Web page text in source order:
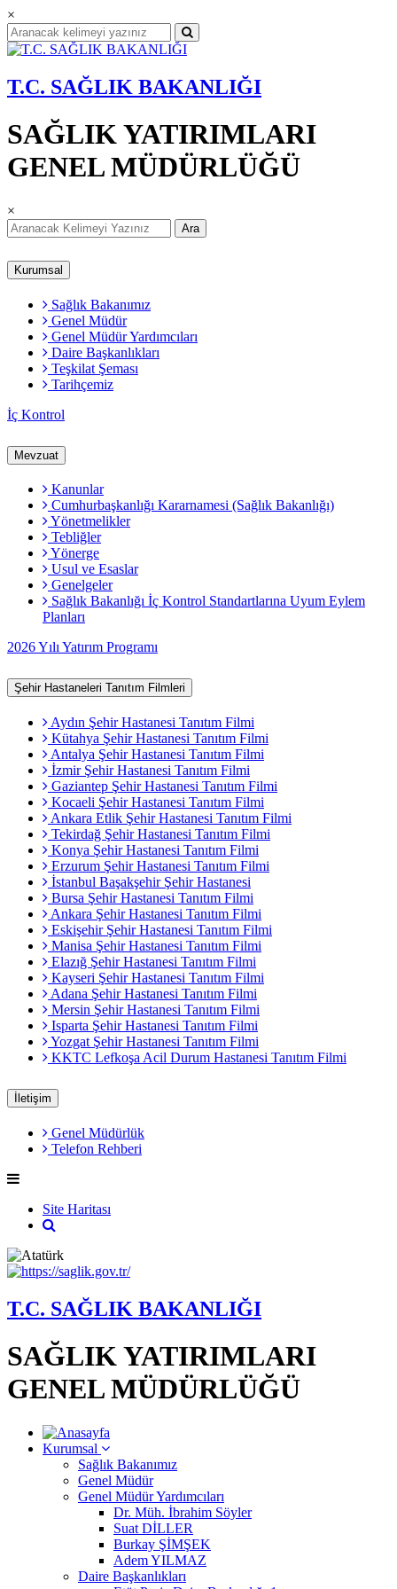
×
T.C. SAĞLIK BAKANLIĞI
SAĞLIK YATIRIMLARI
GENEL MÜDÜRLÜĞÜ
×
Ara
Kurumsal
Sağlık Bakanımız
Genel Müdür
Genel Müdür Yardımcıları
Daire Başkanlıkları
Teşkilat Şeması
Tarihçemiz
İç Kontrol
Mevzuat
Kanunlar
Cumhurbaşkanlığı Kararnamesi (Sağlık Bakanlığı)
Yönetmelikler
Tebliğler
Yönerge
Usul ve Esaslar
Genelgeler
Sağlık Bakanlığı İç Kontrol Standartlarına Uyum Eylem
Planları
2026 Yılı Yatırım Programı
Şehir Hastaneleri Tanıtım Filmleri
Aydın Şehir Hastanesi Tanıtım Filmi
Kütahya Şehir Hastanesi Tanıtım Filmi
Antalya Şehir Hastanesi Tanıtım Filmi
İzmir Şehir Hastanesi Tanıtım Filmi
Gaziantep Şehir Hastanesi Tanıtım Filmi
Kocaeli Şehir Hastanesi Tanıtım Filmi
Ankara Etlik Şehir Hastanesi Tanıtım Filmi
Tekirdağ Şehir Hastanesi Tanıtım Filmi
Konya Şehir Hastanesi Tanıtım Filmi
Erzurum Şehir Hastanesi Tanıtım Filmi
İstanbul Başakşehir Şehir Hastanesi
Bursa Şehir Hastanesi Tanıtım Filmi
Ankara Şehir Hastanesi Tanıtım Filmi
Eskişehir Şehir Hastanesi Tanıtım Filmi
Manisa Şehir Hastanesi Tanıtım Filmi
Elazığ Şehir Hastanesi Tanıtım Filmi
Kayseri Şehir Hastanesi Tanıtım Filmi
Adana Şehir Hastanesi Tanıtım Filmi
Mersin Şehir Hastanesi Tanıtım Filmi
Isparta Şehir Hastanesi Tanıtım Filmi
Yozgat Şehir Hastanesi Tanıtım Filmi
KKTC Lefkoşa Acil Durum Hastanesi Tanıtım Filmi
İletişim
Genel Müdürlük
Telefon Rehberi
Site Haritası
T.C. SAĞLIK BAKANLIĞI
SAĞLIK YATIRIMLARI
GENEL MÜDÜRLÜĞÜ
Kurumsal
Sağlık Bakanımız
Genel Müdür
Genel Müdür Yardımcıları
Dr. Müh. İbrahim Söyler
Suat DİLLER
Burkay ŞİMŞEK
Adem YILMAZ
Daire Başkanlıkları